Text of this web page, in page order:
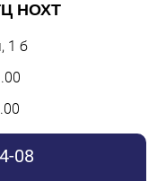
НОХТ
1 б
08